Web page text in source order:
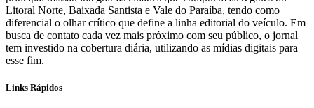
Litoral Norte, Baixada Santista e Vale do Paraíba, tendo como
diferencial o olhar crítico que define a linha editorial do veículo. Em
busca de contato cada vez mais próximo com seu público, o jornal
tem investido na cobertura diária, utilizando as mídias digitais para
esse fim.
Links Rápidos